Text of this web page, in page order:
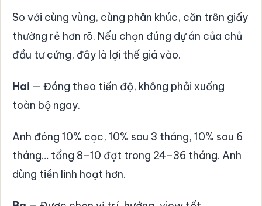
So với cùng vùng, cùng phân khúc, căn trên giấy
thường rẻ hơn rõ. Nếu chọn đúng dự án của chủ
đầu tư cứng, đây là lợi thế giá vào.
Hai — Đóng theo tiến độ, không phải xuống
toàn bộ ngay.
Anh đóng 10% cọc, 10% sau 3 tháng, 10% sau 6
tháng… tổng 8–10 đợt trong 24–36 tháng. Anh
dùng tiền linh hoạt hơn.